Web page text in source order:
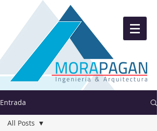
Entrada
All Posts